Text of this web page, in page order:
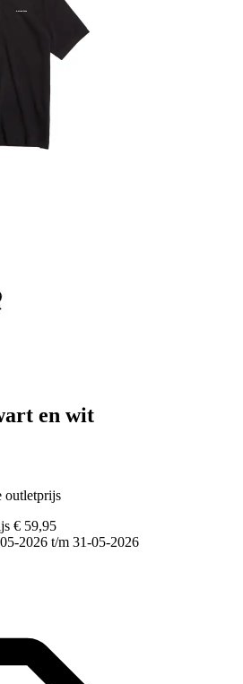
en wit
outletprijs
€ 59,95
2026 t/m 31-05-2026